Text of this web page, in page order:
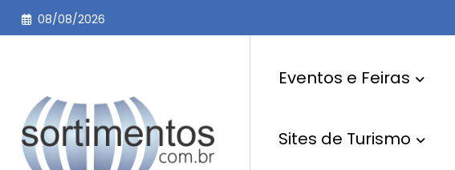
Pular
para
08/08/2026
Eventos e Feiras
Sites de Turismo